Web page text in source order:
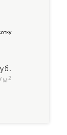
м 2